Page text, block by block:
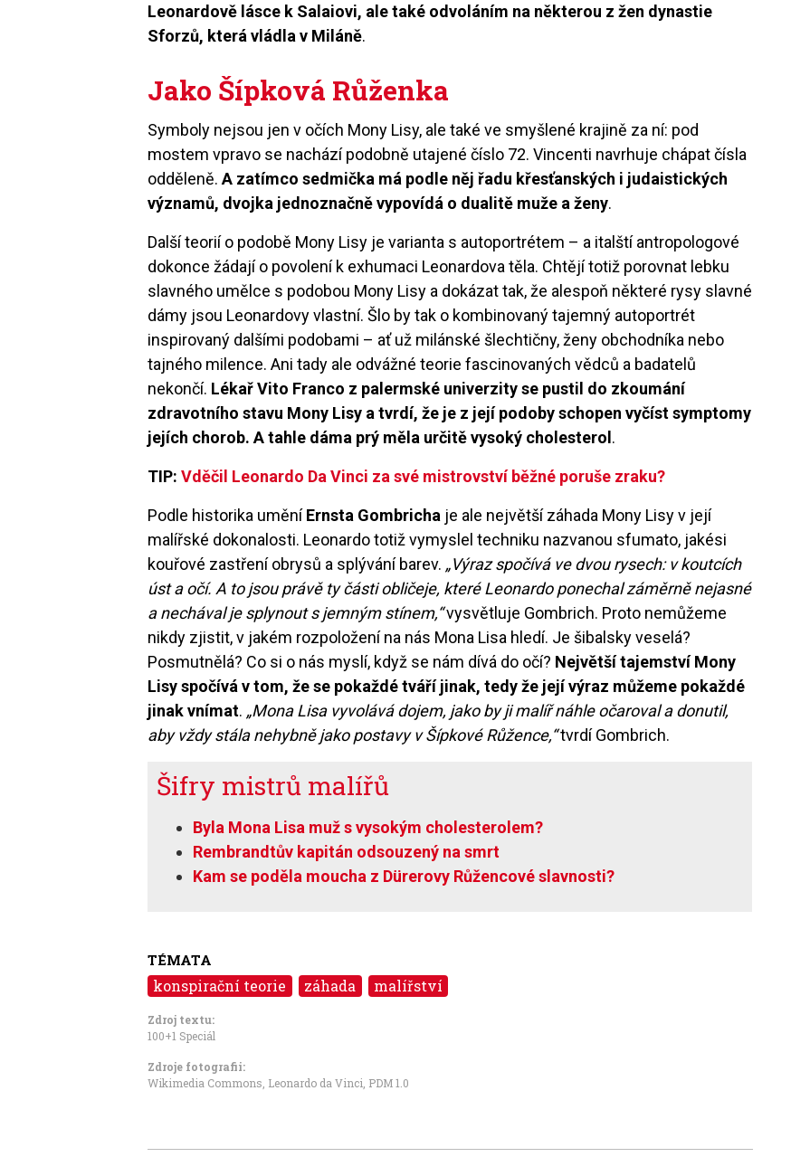
Leonardově lásce k Salaiovi, ale také odvoláním na některou z žen dynastie
Sforzů, která vládla v Miláně.
Jako Šípková Růženka
Symboly nejsou jen v očích Mony Lisy, ale také ve smyšlené krajině za ní: pod
mostem vpravo se nachází podobně utajené číslo 72. Vincenti navrhuje chápat čísla
odděleně.A zatímco sedmička má podle něj řadu křesťanských i judaistických
významů, dvojka jednoznačně vypovídá o dualitě muže a ženy.
Další teorií o podobě Mony Lisy je varianta s autoportrétem – a italští antropologové
dokonce žádají o povolení k exhumaci Leonardova těla. Chtějí totiž porovnat lebku
slavného umělce s podobou Mony Lisy a dokázat tak, že alespoň některé rysy slavné
dámy jsou Leonardovy vlastní. Šlo by tak o kombinovaný tajemný autoportrét
inspirovaný dalšími podobami – ať už milánské šlechtičny, ženy obchodníka nebo
tajného milence. Ani tady ale odvážné teorie fascinovaných vědců a badatelů
nekončí. Lékař Vito Franco z palermské univerzity se pustil do zkoumání
zdravotního stavu Mony Lisy a tvrdí, že je z její podoby schopen vyčíst symptomy
jejích chorob. A tahle dáma prý měla určitě vysoký cholesterol .
TIP:Vděčil Leonardo Da Vinci za své mistrovství běžné poruše zraku?
Podle historika uměníErnsta Gombricha je ale největší záhada Mony Lisy v její
malířské dokonalosti. Leonardo totiž vymyslel techniku nazvanou sfumato, jakési
kouřové zastření obrysů a splývání barev. „Výraz spočívá ve dvou rysech: v koutcích
úst a očí. A to jsou právě ty části obličeje, které Leonardo ponechal záměrně nejasné
a nechával je splynout s jemným stínem,“vysvětluje Gombrich. Proto nemůžeme
nikdy zjistit, v jakém rozpoložení na nás Mona Lisa hledí. Je šibalsky veselá?
Posmutnělá? Co si o nás myslí, když se nám dívá do očí? Největší tajemství Mony
Lisy spočívá v tom, že se pokaždé tváří jinak, tedy že její výraz můžeme pokaždé
jinak vnímat. „Mona Lisa vyvolává dojem, jako by ji malíř náhle očaroval a donutil,
aby vždy stála nehybně jako postavy v Šípkové Růžence,“tvrdí Gombrich.
Šifry mistrů malířů
Byla Mona Lisa muž s vysokým cholesterolem?
Rembrandtův kapitán odsouzený na smrt
Kam se poděla moucha z Dürerovy Růžencové slavnosti?
TÉMATA
konspirační teorie záhada malířství
Zdroj textu:
100+1 Speciál
Zdroje fotografii:
Wikimedia Commons, Leonardo da Vinci PDM 1.0